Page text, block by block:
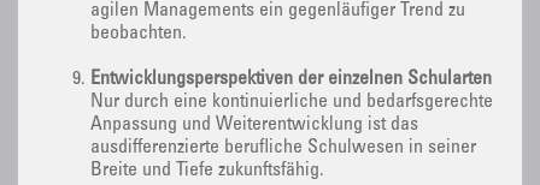
agilen Managements ein gegenläufiger Trend zu
beobachten.
Entwicklungsperspektiven der einzelnen Schularten
Nur durch eine kontinuierliche und bedarfsgerechte
Anpassung und Weiterentwicklung ist das
ausdifferenzierte berufliche Schulwesen in seiner
Breite und Tiefe zukunftsfähig.